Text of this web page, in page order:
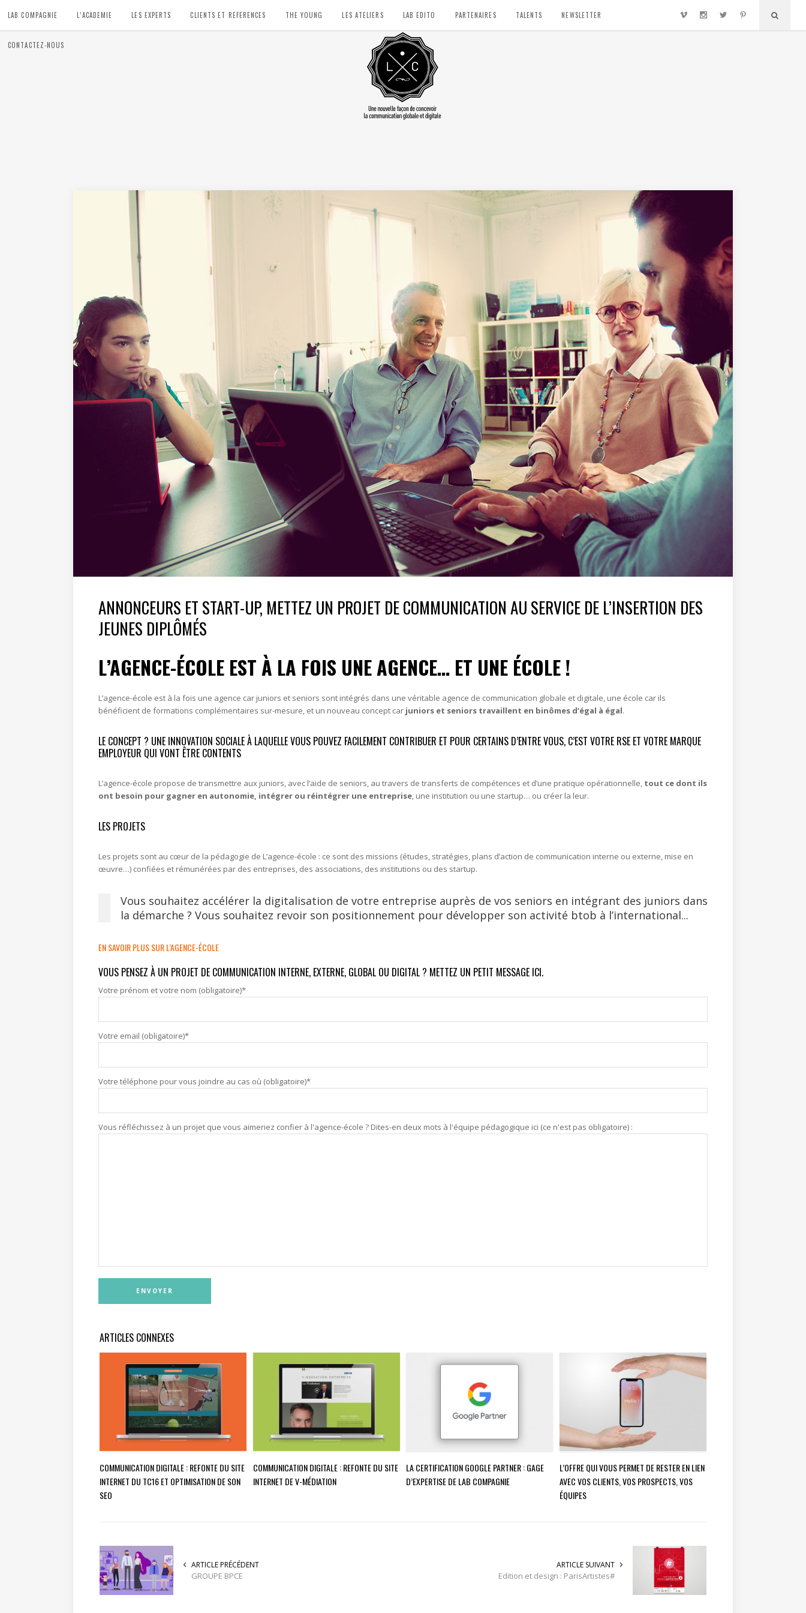
LAB COMPAGNIE L’ACADEMIE LES EXPERTS CLIENTS ET REFERENCES THE YOUNG LES ATELIERS LAB EDITO PARTENAIRES TALENTS NEWSLETTER
CONTACTEZ-NOUS
ANNONCEURS ET START-UP, METTEZ UN PROJET DE COMMUNICATION AU SERVICE DE L’INSERTION DES
JEUNES DIPLÔMÉS
L’AGENCE-ÉCOLE EST À LA FOIS UNE AGENCE… ET UNE ÉCOLE !
L’agence-école est à la fois une agence car juniors et seniors sont intégrés dans une véritable agence de communication globale et digitale, une école car ils
bénéficient de formations complémentaires sur-mesure, et un nouveau concept car juniors et seniors travaillent en binômes d’égal à égal.
LE CONCEPT ? UNE INNOVATION SOCIALE À LAQUELLE VOUS POUVEZ FACILEMENT CONTRIBUER ET POUR CERTAINS D’ENTRE VOUS, C’EST VOTRE RSE ET VOTRE MARQUE
EMPLOYEUR QUI VONT ÊTRE CONTENTS
L’agence-école propose de transmettre aux juniors, avec l’aide de seniors, au travers de transferts de compétences et d’une pratique opérationnelle, tout ce dont ils
ont besoin pour gagner en autonomie, intégrer ou réintégrer une entreprise, une institution ou une startup… ou créer la leur.
LES PROJETS
Les projets sont au cœur de la pédagogie de L’agence-école : ce sont des missions (études, stratégies, plans d’action de communication interne ou externe, mise en
œuvre…) confiées et rémunérées par des entreprises, des associations, des institutions ou des startup.
Vous souhaitez accélérer la digitalisation de votre entreprise auprès de vos seniors en intégrant des juniors dans
la démarche ? Vous souhaitez revoir son positionnement pour développer son activité btob à l’international...
EN SAVOIR PLUS SUR L’AGENCE-ÉCOLE
VOUS PENSEZ À UN PROJET DE COMMUNICATION INTERNE, EXTERNE, GLOBAL OU DIGITAL ? METTEZ UN PETIT MESSAGE ICI.
Votre prénom et votre nom (obligatoire)*
Votre email (obligatoire)*
Votre téléphone pour vous joindre au cas où (obligatoire)*
Vous réfléchissez à un projet que vous aimeriez confier à l'agence-école ? Dites-en deux mots à l'équipe pédagogique ici (ce n'est pas obligatoire) :
ARTICLES CONNEXES
COMMUNICATION DIGITALE : REFONTE DU SITE
INTERNET DU TC16 ET OPTIMISATION DE SON
SEO
COMMUNICATION DIGITALE : REFONTE DU SITE
INTERNET DE V-MÉDIATION
LA CERTIFICATION GOOGLE PARTNER : GAGE
D’EXPERTISE DE LAB COMPAGNIE
L’OFFRE QUI VOUS PERMET DE RESTER EN LIEN
AVEC VOS CLIENTS, VOS PROSPECTS, VOS
ÉQUIPES
ARTICLE PRÉCÉDENT
GROUPE BPCE
ARTICLE SUIVANT
Edition et design : ParisArtistes#